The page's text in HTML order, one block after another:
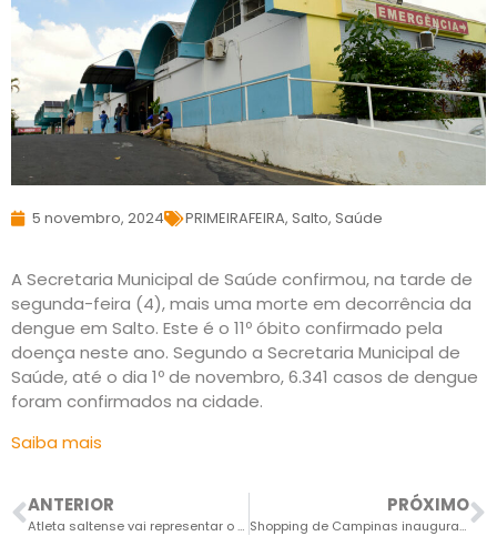
5 novembro, 2024 PRIMEIRAFEIRA, Salto, Saúde
A Secretaria Municipal de Saúde confirmou, na tarde de
segunda-feira (4), mais uma morte em decorrência da
dengue em Salto. Este é o 11º óbito confirmado pela
doença neste ano. Segundo a Secretaria Municipal de
Saúde, até o dia 1º de novembro, 6.341 casos de dengue
foram confirmados na cidade.
Saiba mais
ANTERIOR
Atleta saltense vai representar o Brasil no Mundial de Ultramaratona
PRÓXIMO
Shopping de Campinas inaugura temporada de Natal no domingo